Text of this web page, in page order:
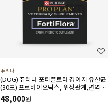
퓨리나
(DOG) 퓨리나 포티플로라 강아지 유산균
(30포) 프로바이오틱스, 위장관계,면역기
계,전반적인 건강에 도움
48,000원